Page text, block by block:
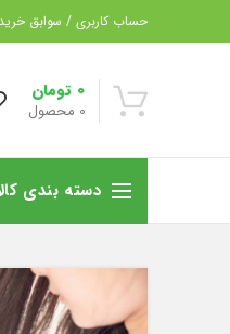
حساب کاربری / سوابق خرید
0 محصول
0 تومان
دسته بندی